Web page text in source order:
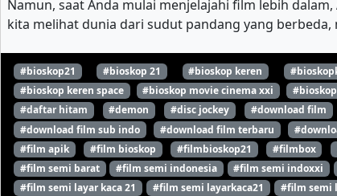
Namun, saat Anda mulai menjelajahi film lebih
kita melihat dunia dari sudut pandang yang
#bioskop21 #bioskop 21 #bioskop keren
#bioskop keren space
#bioskop movie cinema xxi
#daftar hitam
#demon #disc jockey #download film
#download film sub indo
#download film terbaru
#film apik
#film bioskop #filmbioskop21 #filmbox
#film semi barat
#film semi indonesia #film semi indoxxi
#film semi layar kaca 21
#film semi layarkaca21 #film semi